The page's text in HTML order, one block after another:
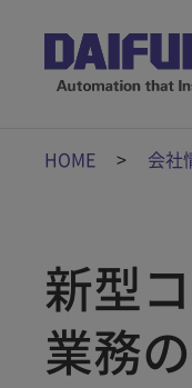
HOME 会社
新型
業務